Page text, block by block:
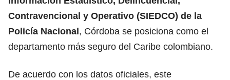
Contravencional y Operativo (SIEDCO) de la
Policía Nacional, Córdoba se posiciona como el
departamento más seguro del Caribe colombiano.
De acuerdo con los datos oficiales, este